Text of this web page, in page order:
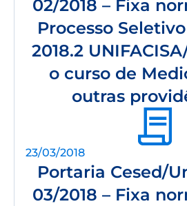
02/2018 – Fixa
Processo
2018.2
o curso de
outras
23/03/2018
Portaria Cesed/
03/2018 – Fixa